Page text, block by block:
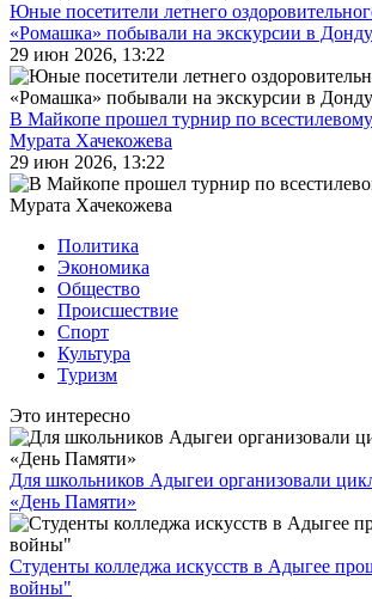
Юные посетители летнего
«Ромашка» побывали на экскурсии в
29 июн 2026, 13:22
В Майкопе прошел турнир по всестилевому
Мурата Хачекожева
29 июн 2026, 13:22
Политика
Экономика
Общество
Происшествие
Спорт
Культура
Туризм
Это интересно
Для школьников Адыгеи организовали
«День Памяти»
Студенты колледжа искусств в Адыгее
войны"